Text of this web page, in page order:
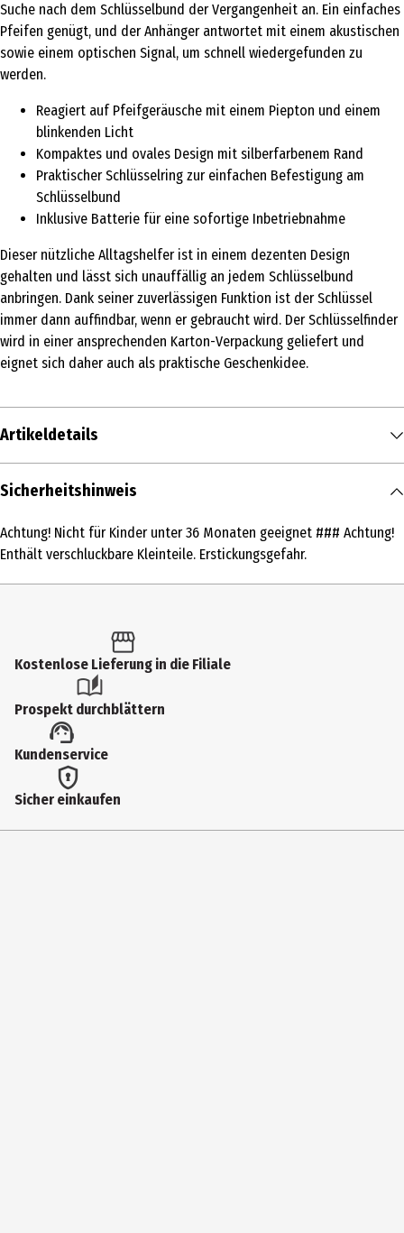
Suche nach dem Schlüsselbund der Vergangenheit an. Ein einfaches
Pfeifen genügt, und der Anhänger antwortet mit einem akustischen
sowie einem optischen Signal, um schnell wiedergefunden zu
werden.
Reagiert auf Pfeifgeräusche mit einem Piepton und einem
blinkenden Licht
Kompaktes und ovales Design mit silberfarbenem Rand
Praktischer Schlüsselring zur einfachen Befestigung am
Schlüsselbund
Inklusive Batterie für eine sofortige Inbetriebnahme
Dieser nützliche Alltagshelfer ist in einem dezenten Design
gehalten und lässt sich unauffällig an jedem Schlüsselbund
anbringen. Dank seiner zuverlässigen Funktion ist der Schlüssel
immer dann auffindbar, wenn er gebraucht wird. Der Schlüsselfinder
wird in einer ansprechenden Karton-Verpackung geliefert und
eignet sich daher auch als praktische Geschenkidee.
Artikeldetails
Inhalt
Produkttyp
Hersteller
Mundalado Lda - Black Coffee
Herstelleradresse
Rua da Fonte Santa, 1364400-157 Villa Nova de Gaia Portugal
Sicherheitshinweis
Achtung! Nicht für Kinder unter 36 Monaten geeignet ### Achtung!
Enthält verschluckbare Kleinteile. Erstickungsgefahr.
Kostenlose Lieferung in die Filiale
Prospekt durchblättern
Kundenservice
Sicher einkaufen